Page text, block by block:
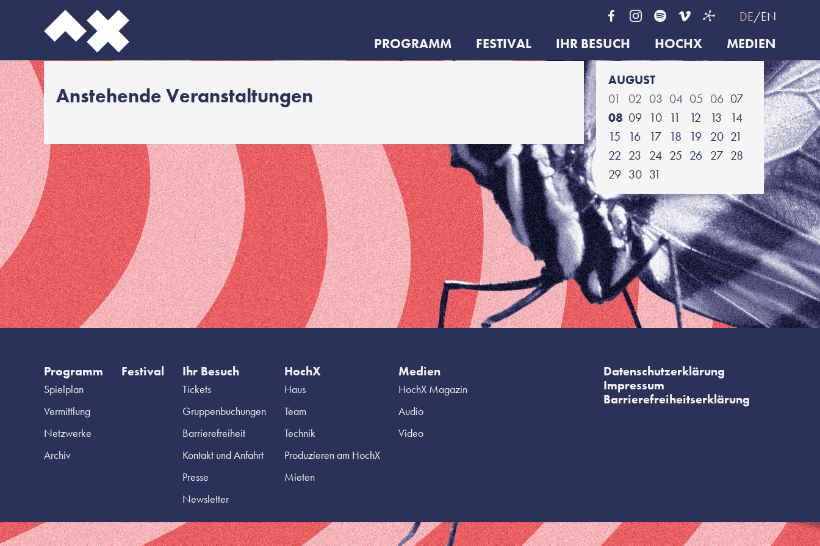
DE EN
PROGRAMM FESTIVAL IHR BESUCH HOCHX MEDIEN
Anstehende Veranstaltungen
AUGUST
01
02 03 04 05 06 07
08 09 10 11 12 13
14
15
16 17 18 19 20 21
22 23 24 25 26 27 28
29 30 31
Programm
Spielplan
Vermittlung
Netzwerke
Archiv
Festival Ihr Besuch
Tickets
Gruppenbuchungen
Barrierefreiheit
Kontakt und Anfahrt
Presse
Newsletter
HochX
Haus
Team
Technik
Produzieren am HochX
Mieten
Medien
HochX Magazin
Audio
Video
Datenschutzerklärung
Impressum
Barrierefreiheitserklärung